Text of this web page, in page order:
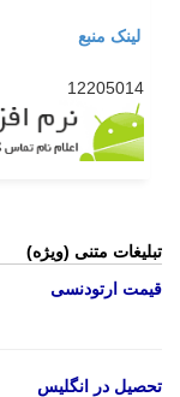
لینک منبع
12205014
تبلیغات متنی (ویژه)
قیمت ارتودنسی
تحصیل در انگلیس